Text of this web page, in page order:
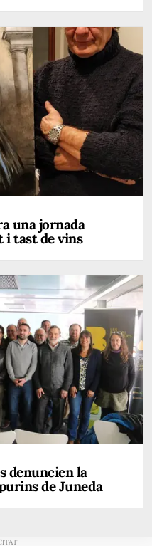
una jornada
i tast de vins
denuncien la
de Juneda